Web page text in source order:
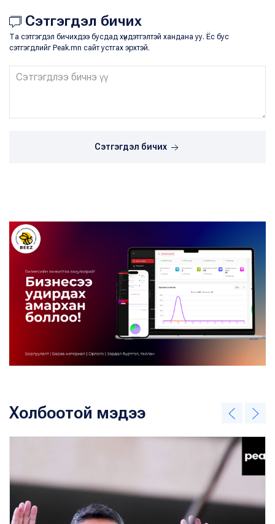
Сэтгэгдэл бичих
Та сэтгэгдэл бичихдээ бусдад хүндэтгэлтэй хандана уу. Ёс бус
сэтгэгдлийг Peak.mn сайт устгах эрхтэй.
Сэтгэгдэл бичих
Холбоотой мэдээ